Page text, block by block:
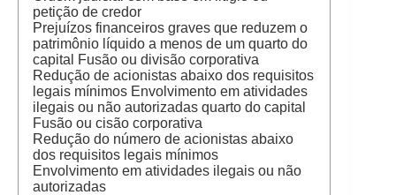
petição de credor
Prejuízos financeiros graves que reduzem o
patrimônio líquido a menos de um quarto do
capital Fusão ou divisão corporativa
Redução de acionistas abaixo dos requisitos
legais mínimos Envolvimento em atividades
ilegais ou não autorizadas quarto do capital
Fusão ou cisão corporativa
Redução do número de acionistas abaixo
dos requisitos legais mínimos
Envolvimento em atividades ilegais ou não
autorizadas